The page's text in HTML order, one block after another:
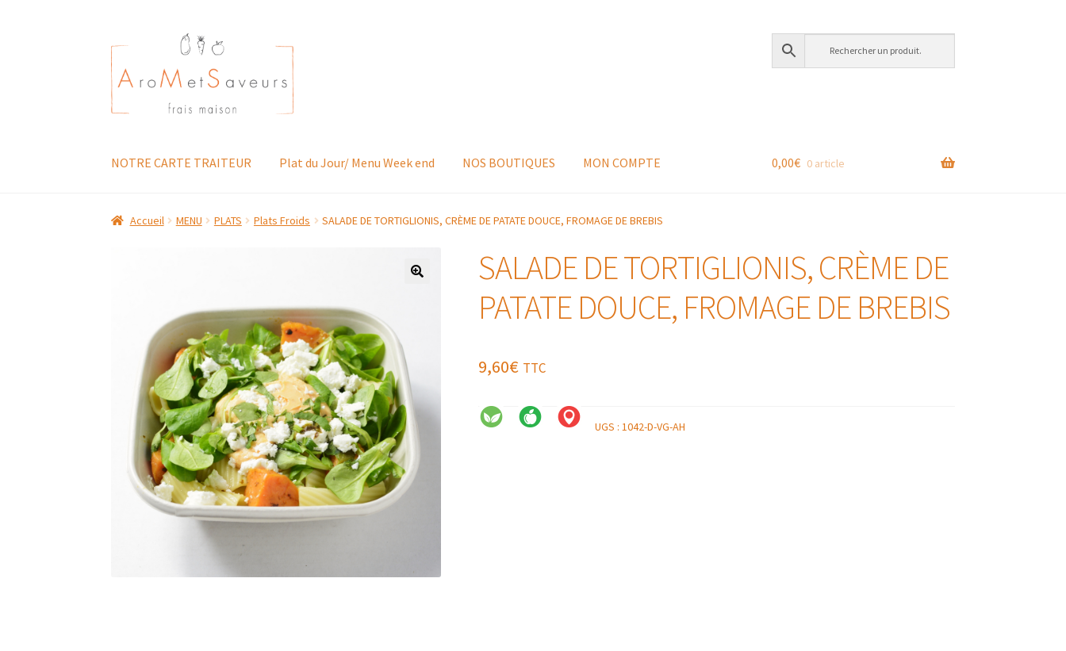
Aller
à
la
navigation
Aller
au
contenu
NOTRE CARTE TRAITEUR Plat du Jour/ Menu Week end NOS BOUTIQUES MON COMPTE 0,00€ 0 article
Accueil MENU PLATS Plats Froids SALADE DE TORTIGLIONIS, CRÈME DE PATATE DOUCE, FROMAGE DE BREBIS
SALADE DE TORTIGLIONIS, CRÈME DE
PATATE DOUCE, FROMAGE DE BREBIS
9,60€ TTC
UGS : 1042-D-VG-AH